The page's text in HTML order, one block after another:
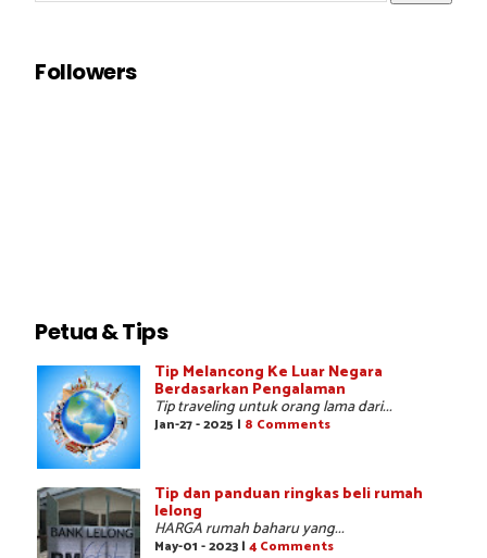
Followers
Petua & Tips
Tip Melancong Ke Luar Negara
Berdasarkan Pengalaman
Tip traveling untuk orang lama dari...
Jan-27 - 2025 | 8 Comments
Tip dan panduan ringkas beli rumah
lelong
HARGA rumah baharu yang...
May-01 - 2023 | 4 Comments